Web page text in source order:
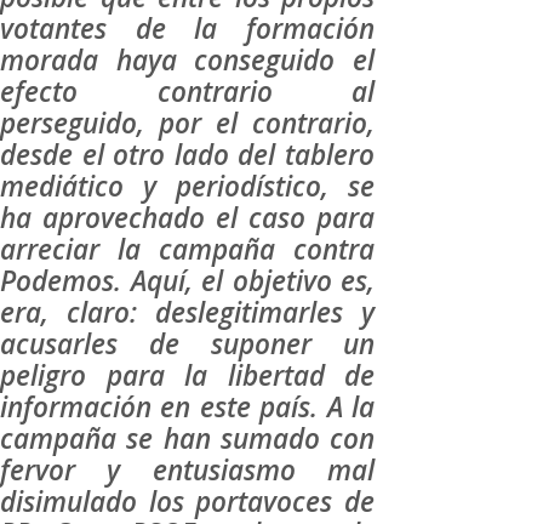
votantes de la formación
morada haya conseguido el
efecto contrario al
perseguido, por el contrario,
desde el otro lado del tablero
mediático y periodístico, se
ha aprovechado el caso para
arreciar la campaña contra
Podemos. Aquí, el objetivo es,
era, claro: deslegitimarles y
acusarles de suponer un
peligro para la libertad de
información en este país. A la
campaña se han sumado con
fervor y entusiasmo mal
disimulado los portavoces de